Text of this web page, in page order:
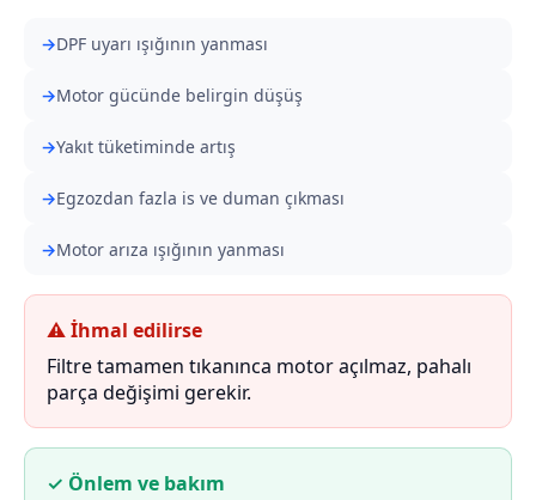
DPF uyarı ışığının yanması
Motor gücünde belirgin düşüş
Yakıt tüketiminde artış
Egzozdan fazla is ve duman çıkması
Motor arıza ışığının yanması
⚠ İhmal edilirse
Filtre tamamen tıkanınca motor açılmaz, pahalı
parça değişimi gerekir.
✓ Önlem ve bakım